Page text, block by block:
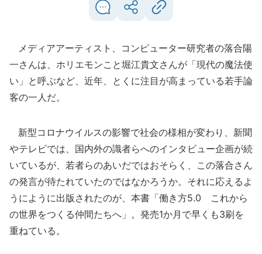
メディアアーティスト、コンピューター研究者の落合陽
一さんは、ホリエモンこと堀江貴文さんが「現代の魔法使
い」と呼ぶなど、近年、とくに注目が高まっている若手論
客の一人だ。
新型コロナウイルスの影響で社会の様相が変わり、新聞
やテレビでは、国内外の識者らへのインタビュー企画が続
いているが、若者らのあいだではおそらく、この落合さん
の発言が待たれていたのではなかろうか。それに応えるよ
うにように出版されたのが、本書「働き方5.0 これから
の世界をつくる仲間たちへ」。発売1か月で早くも3刷を
重ねている。